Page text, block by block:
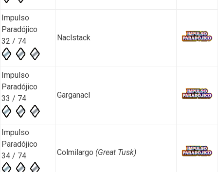
Impulso
Paradójico
32 / 74
Naclstack
Impulso
Paradójico
33 / 74
Garganacl
Impulso
Paradójico
34 / 74
Colmilargo (Great Tusk)